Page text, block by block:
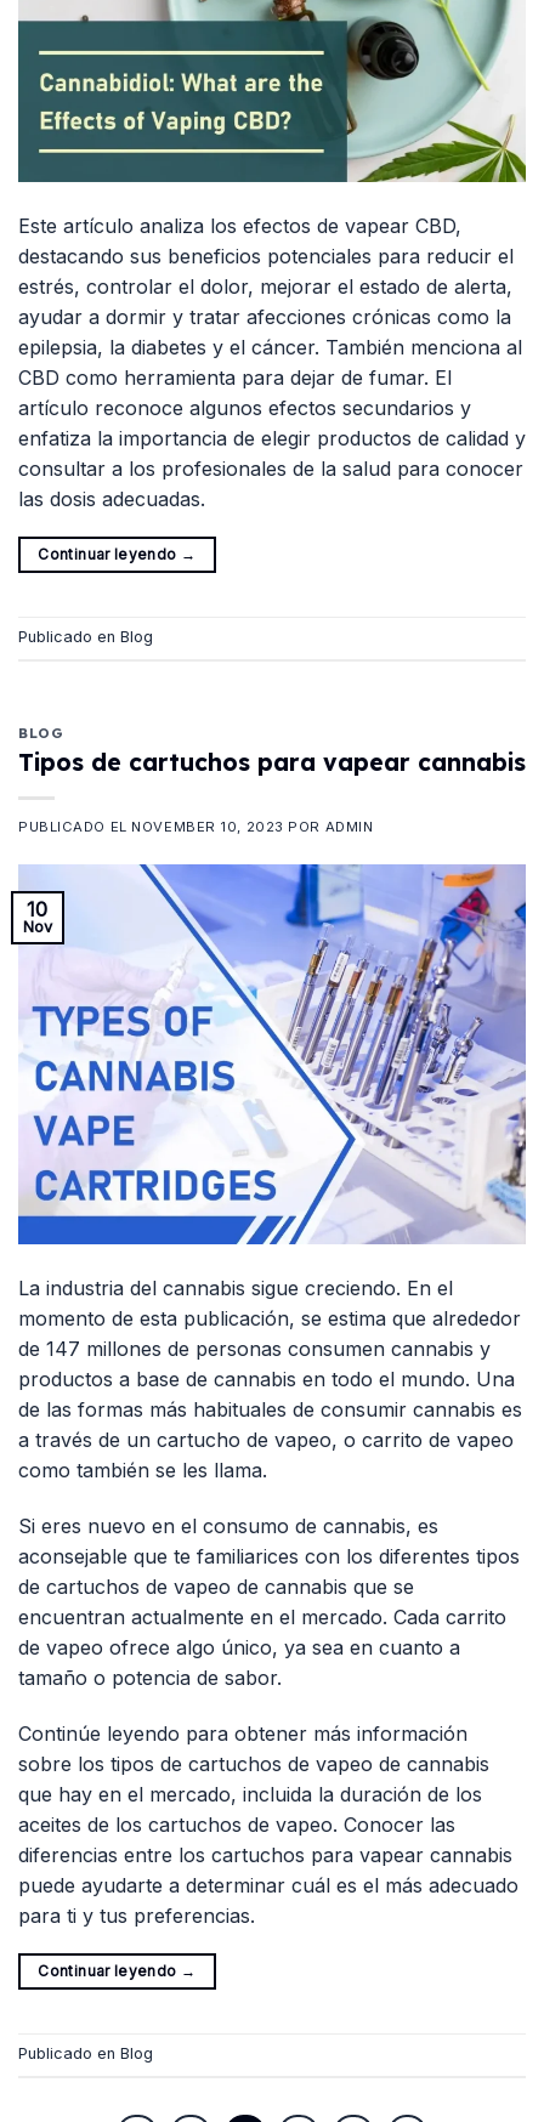
Este artículo analiza los efectos de vapear CBD,
destacando sus beneficios potenciales para reducir el
estrés, controlar el dolor, mejorar el estado de alerta,
ayudar a dormir y tratar afecciones crónicas como la
epilepsia, la diabetes y el cáncer. También menciona al
CBD como herramienta para dejar de fumar. El
artículo reconoce algunos efectos secundarios y
enfatiza la importancia de elegir productos de calidad y
consultar a los profesionales de la salud para conocer
las dosis adecuadas.
Continuar leyendo →
Publicado en Blog
BLOG
Tipos de cartuchos para vapear cannabis
PUBLICADO EL NOVEMBER 10, 2023 POR ADMIN
10
Nov
La industria del cannabis sigue creciendo. En el
momento de esta publicación, se estima que alrededor
de 147 millones de personas consumen cannabis y
productos a base de cannabis en todo el mundo. Una
de las formas más habituales de consumir cannabis es
a través de un cartucho de vapeo, o carrito de vapeo
como también se les llama.
Si eres nuevo en el consumo de cannabis, es
aconsejable que te familiarices con los diferentes tipos
de cartuchos de vapeo de cannabis que se
encuentran actualmente en el mercado. Cada carrito
de vapeo ofrece algo único, ya sea en cuanto a
tamaño o potencia de sabor.
Continúe leyendo para obtener más información
sobre los tipos de cartuchos de vapeo de cannabis
que hay en el mercado, incluida la duración de los
aceites de los cartuchos de vapeo. Conocer las
diferencias entre los cartuchos para vapear cannabis
puede ayudarte a determinar cuál es el más adecuado
para ti y tus preferencias.
Continuar leyendo →
Publicado en Blog